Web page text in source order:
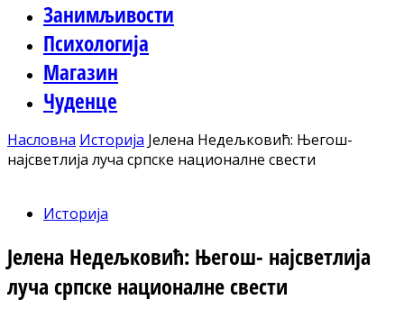
Занимљивости
Психологија
Магазин
Чуденце
Насловна Историја Јелена Недељковић: Његош-
најсветлија луча српске националне свести
Историја
Јелена Недељковић: Његош- најсветлија
луча српске националне свести